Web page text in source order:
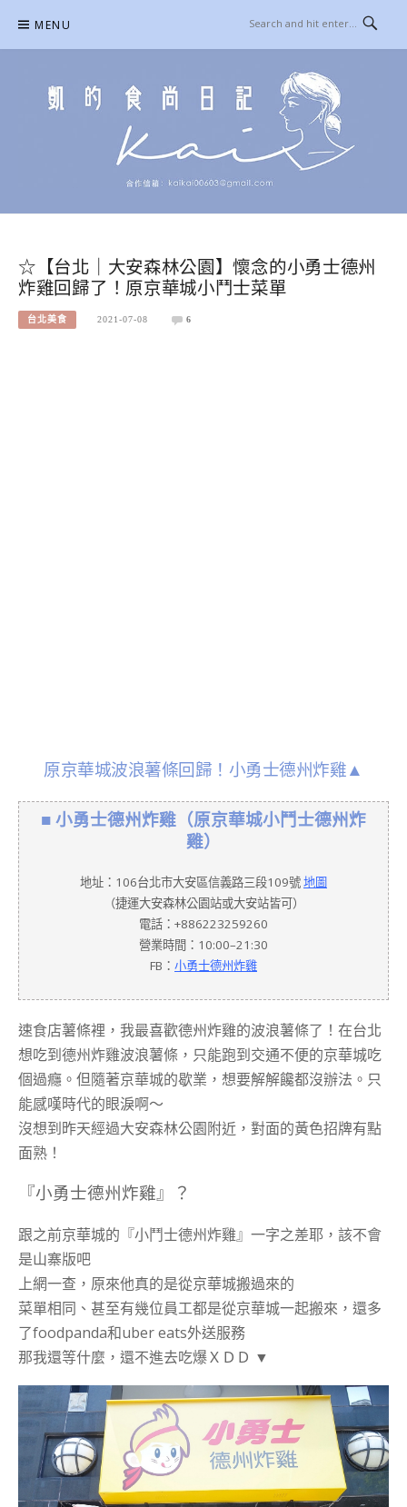
content
MENU
☆【台北｜大安森林公園】懷念的小勇士德州
炸雞回歸了！原京華城小鬥士菜單
台北美食 2021-07-08 6
原京華城波浪薯條回歸！小勇士德州炸雞▲
■ 小勇士德州炸雞（原京華城小鬥士德州炸
雞）
地址：106台北市大安區信義路三段109號地圖
（捷運大安森林公園站或大安站皆可）
電話：+886223259260
營業時間：10:00–21:30
FB： 小勇士德州炸雞
速食店薯條裡，我最喜歡德州炸雞的波浪薯條了！在台北
想吃到德州炸雞波浪薯條，只能跑到交通不便的京華城吃
個過癮。但隨著京華城的歇業，想要解解饞都沒辦法。只
能感嘆時代的眼淚啊～
沒想到昨天經過大安森林公園附近，對面的黃色招牌有點
面熟！
『小勇士德州炸雞』？
跟之前京華城的『小鬥士德州炸雞』一字之差耶，該不會
是山寨版吧
上網一查，原來他真的是從京華城搬過來的
菜單相同、甚至有幾位員工都是從京華城一起搬來，還多
了foodpanda和uber eats外送服務
那我還等什麼，還不進去吃爆ＸＤＤ ▼